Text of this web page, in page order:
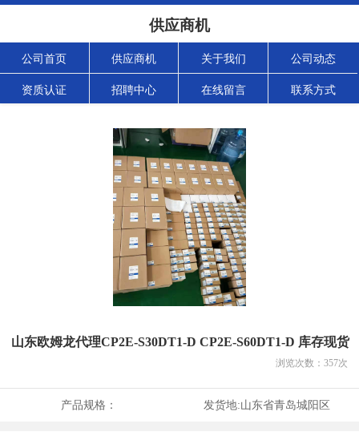
供应商机
公司首页 供应商机 关于我们 公司动态
资质认证 招聘中心 在线留言 联系方式
山东欧姆龙代理CP2E-S30DT1-D CP2E-S60DT1-D 库存现货
浏览次数： 357次
产品规格： 发货地:山东省青岛城阳区